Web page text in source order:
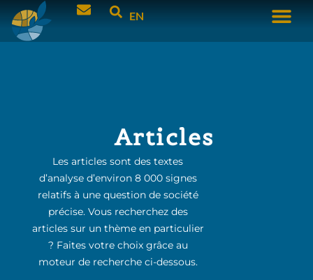
EN
Articles
Les articles sont des textes
d’analyse d’environ 8 000 signes
relatifs à une question de société
précise. Vous recherchez des
articles sur un thème en particulier
? Faites votre choix grâce au
moteur de recherche ci-dessous.